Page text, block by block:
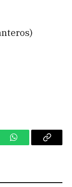
WhatsAppCopy